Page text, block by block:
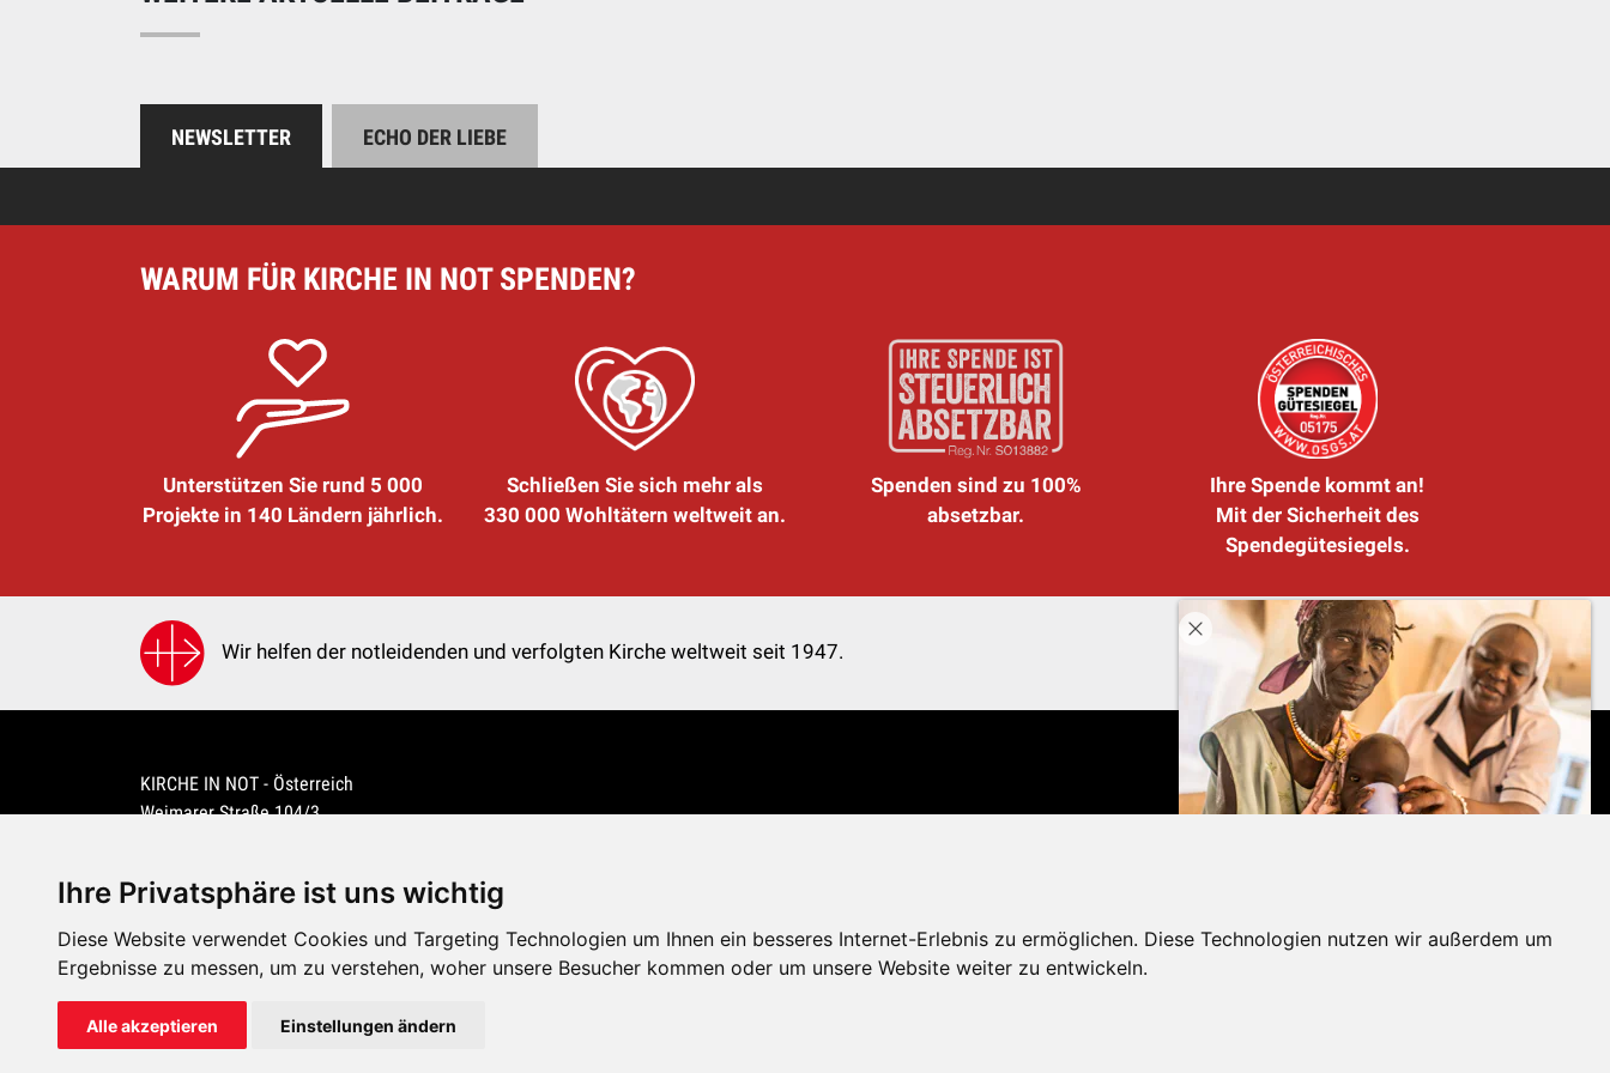
Ihre Privatsphäre ist uns wichtig
Diese Website verwendet Cookies und Targeting Technologien um Ihnen ein besseres Internet-Erlebnis zu ermöglichen. Diese Technologien nutzen wir außerdem um
Ergebnisse zu messen, um zu verstehen, woher unsere Besucher kommen oder um unsere Website weiter zu entwickeln.
Alle akzeptieren Einstellungen ändern
NEWSLETTER ECHO DER LIEBE
WARUM FÜR KIRCHE IN NOT SPENDEN?
Unterstützen Sie rund 5 000
Projekte in 140 Ländern jährlich.
Schließen Sie sich mehr als
330 000 Wohltätern weltweit an.
Spenden sind zu 100%
absetzbar.
Ihre Spende kommt an!
Mit der Sicherheit des
Spendegütesiegels.
Wir helfen der notleidenden und verfolgten Kirche weltweit seit 1947.
KIRCHE IN NOT - Österreich
Weimarer Straße 104/3
kin@kircheinnot.at
KIN weltweit